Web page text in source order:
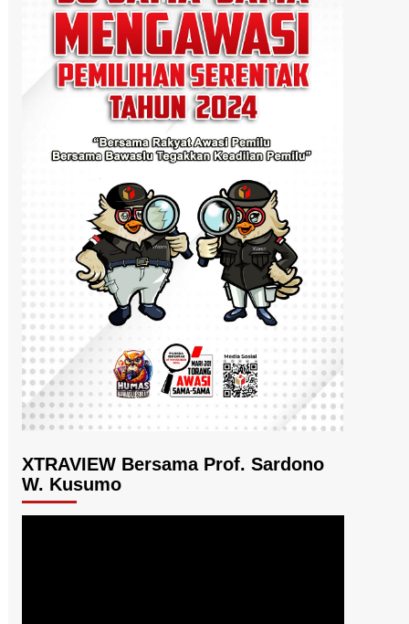
XTRAVIEW Bersama Prof. Sardono
W. Kusumo